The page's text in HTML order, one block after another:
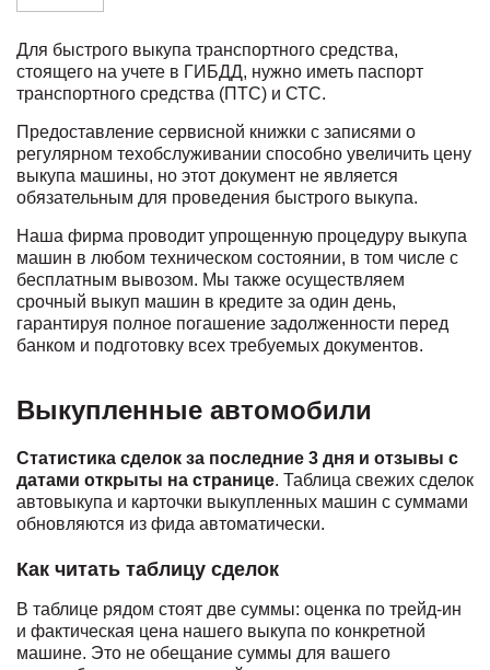
Для быстрого выкупа транспортного средства,
стоящего на учете в ГИБДД, нужно иметь паспорт
транспортного средства (ПТС) и СТС.
Предоставление сервисной книжки с записями о
регулярном техобслуживании способно увеличить цену
выкупа машины, но этот документ не является
обязательным для проведения быстрого выкупа.
Наша фирма проводит упрощенную процедуру выкупа
машин в любом техническом состоянии, в том числе с
бесплатным вывозом. Мы также осуществляем
срочный выкуп машин в кредите за один день,
гарантируя полное погашение задолженности перед
банком и подготовку всех требуемых документов.
Выкупленные автомобили
Статистика сделок за последние 3 дня и отзывы с
датами открыты на странице. Таблица свежих сделок
автовыкупа и карточки выкупленных машин с суммами
обновляются из фида автоматически.
Как читать таблицу сделок
В таблице рядом стоят две суммы: оценка по трейд-ин
и фактическая цена нашего выкупа по конкретной
машине. Это не обещание суммы для вашего